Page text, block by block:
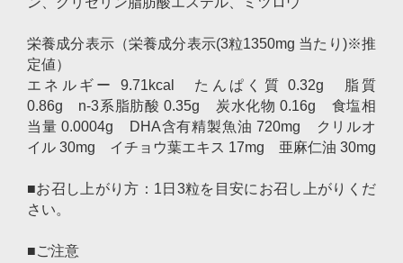
栄養成分表示（栄養成分表示(3粒1350mg 当たり)※推
定値）
エネルギー 9.71kcal たんぱく質 0.32g 脂質
0.86g n-3系脂肪酸 0.35g 炭水化物 0.16g 食塩相
当量 0.0004g DHA含有精製魚油 720mg クリルオ
イル 30mg イチョウ葉エキス 17mg 亜麻仁油 30mg
■お召し上がり方：1日3粒を目安にお召し上がりくだ
さい。
■ご注意